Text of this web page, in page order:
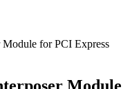
for PCI Express